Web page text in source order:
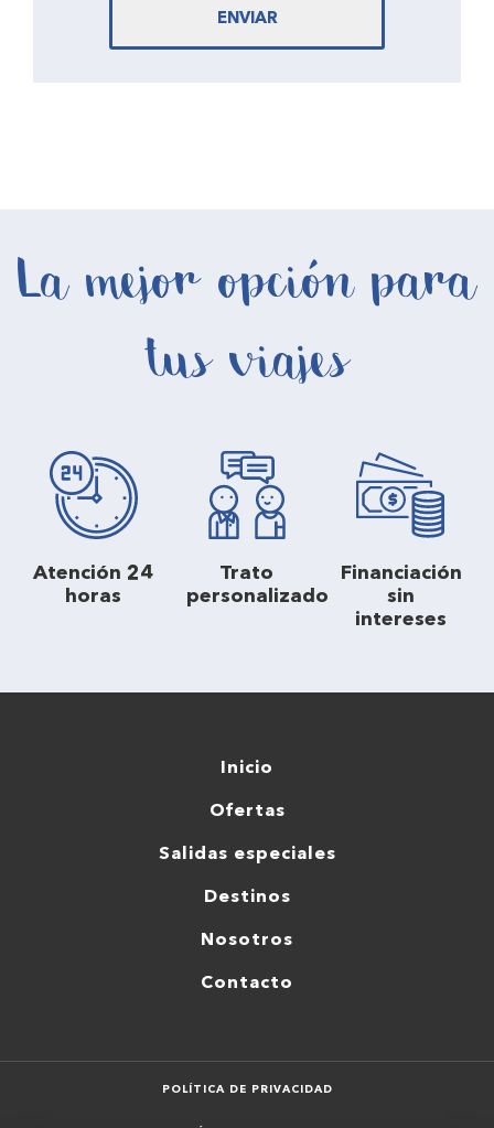
ENVIAR
La mejor opción para
tus viajes
Atención 24
horas
Trato
personalizado
Financiación
sin
intereses
Inicio
Ofertas
Salidas especiales
Destinos
Nosotros
Contacto
POLÍTICA DE PRIVACIDAD